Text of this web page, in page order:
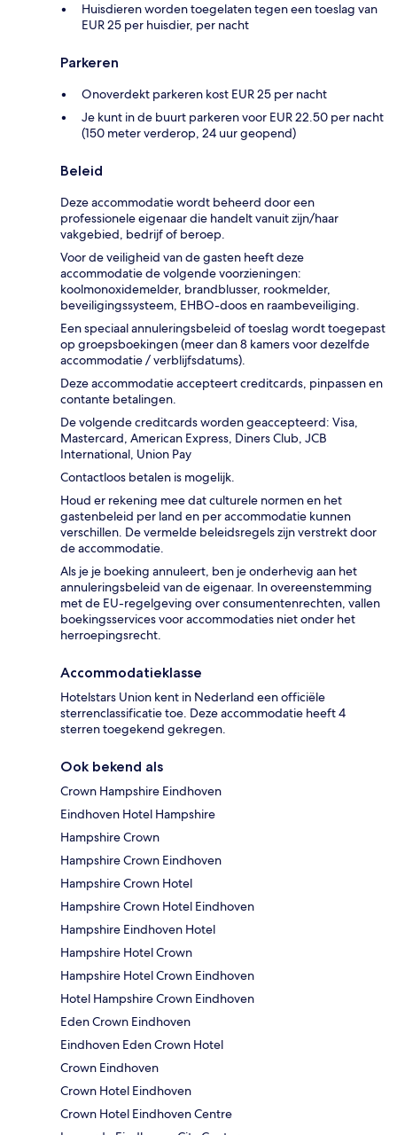
Huisdieren worden toegelaten tegen een toeslag van
EUR 25 per huisdier, per nacht
Parkeren
Onoverdekt parkeren kost EUR 25 per nacht
Je kunt in de buurt parkeren voor EUR 22.50 per nacht
(150 meter verderop, 24 uur geopend)
Beleid
Deze accommodatie wordt beheerd door een
professionele eigenaar die handelt vanuit zijn/haar
vakgebied, bedrijf of beroep.
Voor de veiligheid van de gasten heeft deze
accommodatie de volgende voorzieningen:
koolmonoxidemelder, brandblusser, rookmelder,
beveiligingssysteem, EHBO-doos en raambeveiliging.
Een speciaal annuleringsbeleid of toeslag wordt toegepast
op groepsboekingen (meer dan 8 kamers voor dezelfde
accommodatie / verblijfsdatums).
Deze accommodatie accepteert creditcards, pinpassen en
contante betalingen.
De volgende creditcards worden geaccepteerd: Visa,
Mastercard, American Express, Diners Club, JCB
International, Union Pay
Contactloos betalen is mogelijk.
Houd er rekening mee dat culturele normen en het
gastenbeleid per land en per accommodatie kunnen
verschillen. De vermelde beleidsregels zijn verstrekt door
de accommodatie.
Als je je boeking annuleert, ben je onderhevig aan het
annuleringsbeleid van de eigenaar. In overeenstemming
met de EU-regelgeving over consumentenrechten, vallen
boekingsservices voor accommodaties niet onder het
herroepingsrecht.
Accommodatieklasse
Hotelstars Union kent in Nederland een officiële
sterrenclassificatie toe. Deze accommodatie heeft 4
sterren toegekend gekregen.
Ook bekend als
Crown Hampshire Eindhoven
Eindhoven Hotel Hampshire
Hampshire Crown
Hampshire Crown Eindhoven
Hampshire Crown Hotel
Hampshire Crown Hotel Eindhoven
Hampshire Eindhoven Hotel
Hampshire Hotel Crown
Hampshire Hotel Crown Eindhoven
Hotel Hampshire Crown Eindhoven
Eden Crown Eindhoven
Eindhoven Eden Crown Hotel
Crown Eindhoven
Crown Hotel Eindhoven
Crown Hotel Eindhoven Centre